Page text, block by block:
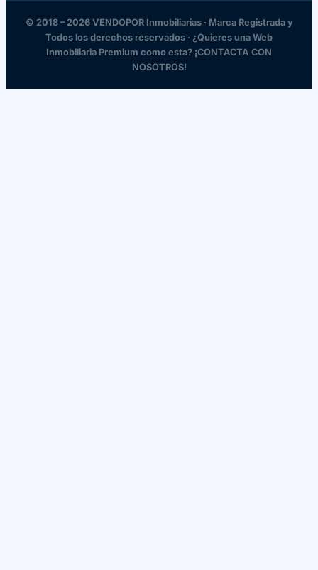
© 2018 – 2026 VENDOPOR Inmobiliarias · Marca Registrada y
Todos los derechos reservados · ¿Quieres una Web
Inmobiliaria Premium como esta? ¡CONTACTA CON
NOSOTROS!